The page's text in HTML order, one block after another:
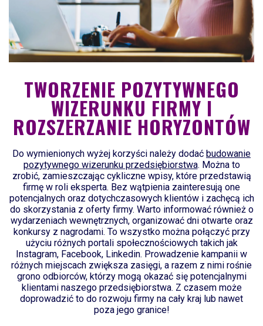
TWORZENIE POZYTYWNEGO
WIZERUNKU FIRMY I
ROZSZERZANIE HORYZONTÓW
Do wymienionych wyżej korzyści należy dodać budowanie
pozytywnego wizerunku przedsiębiorstwa. Można to
zrobić, zamieszczając cykliczne wpisy, które przedstawią
firmę w roli eksperta. Bez wątpienia zainteresują one
potencjalnych oraz dotychczasowych klientów i zachęcą ich
do skorzystania z oferty firmy. Warto informować również o
wydarzeniach wewnętrznych, organizować dni otwarte oraz
konkursy z nagrodami. To wszystko można połączyć przy
użyciu różnych portali społecznościowych takich jak
Instagram, Facebook, Linkedin. Prowadzenie kampanii w
różnych miejscach zwiększa zasięgi, a razem z nimi rośnie
grono odbiorców, którzy mogą okazać się potencjalnymi
klientami naszego przedsiębiorstwa. Z czasem może
doprowadzić to do rozwoju firmy na cały kraj lub nawet
poza jego granice!